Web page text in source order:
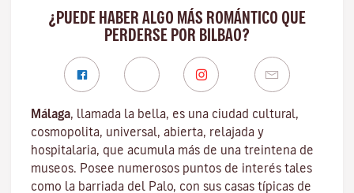
¿PUEDE HABER ALGO MÁS ROMÁNTICO QUE
PERDERSE POR BILBAO?
Málaga, llamada la bella, es una ciudad cultural,
cosmopolita, universal, abierta, relajada y
hospitalaria, que acumula más de una treintena de
museos. Posee numerosos puntos de interés tales
como la barriada del Palo, con sus casas típicas de